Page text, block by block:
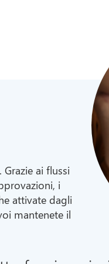
ai flussi
i
attivate dagli
mantenete il